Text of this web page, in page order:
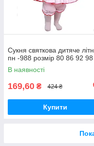
Сукня святкова дитяче
пн -988 розмір 80 86 92 98
В наявності
169,60 ₴ 424 ₴
Купити